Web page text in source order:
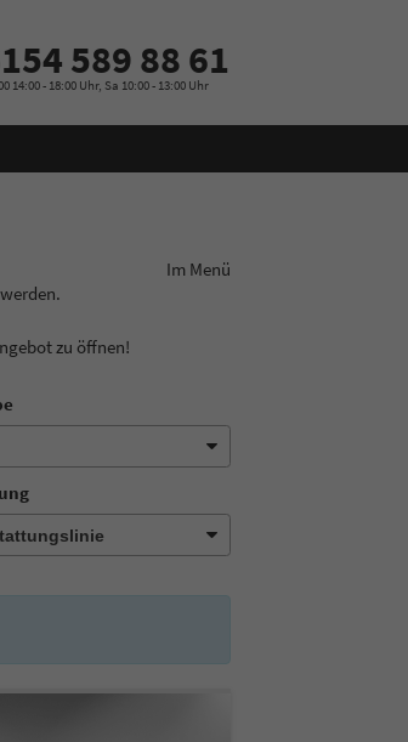
589 88 61
14:00 - 18:00 Uhr, Sa 10:00 - 13:00 Uhr
Im Menü
zu öffnen!